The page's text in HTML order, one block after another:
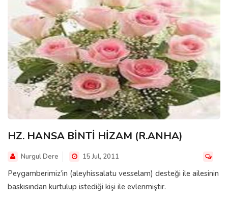
HZ. HANSA BİNTİ HİZAM (R.ANHA)
Nurgul Dere 15 Jul, 2011
Peygamberimiz’in (aleyhissalatu vesselam) desteği ile ailesinin
baskısından kurtulup istediği kişi ile evlenmiştir.